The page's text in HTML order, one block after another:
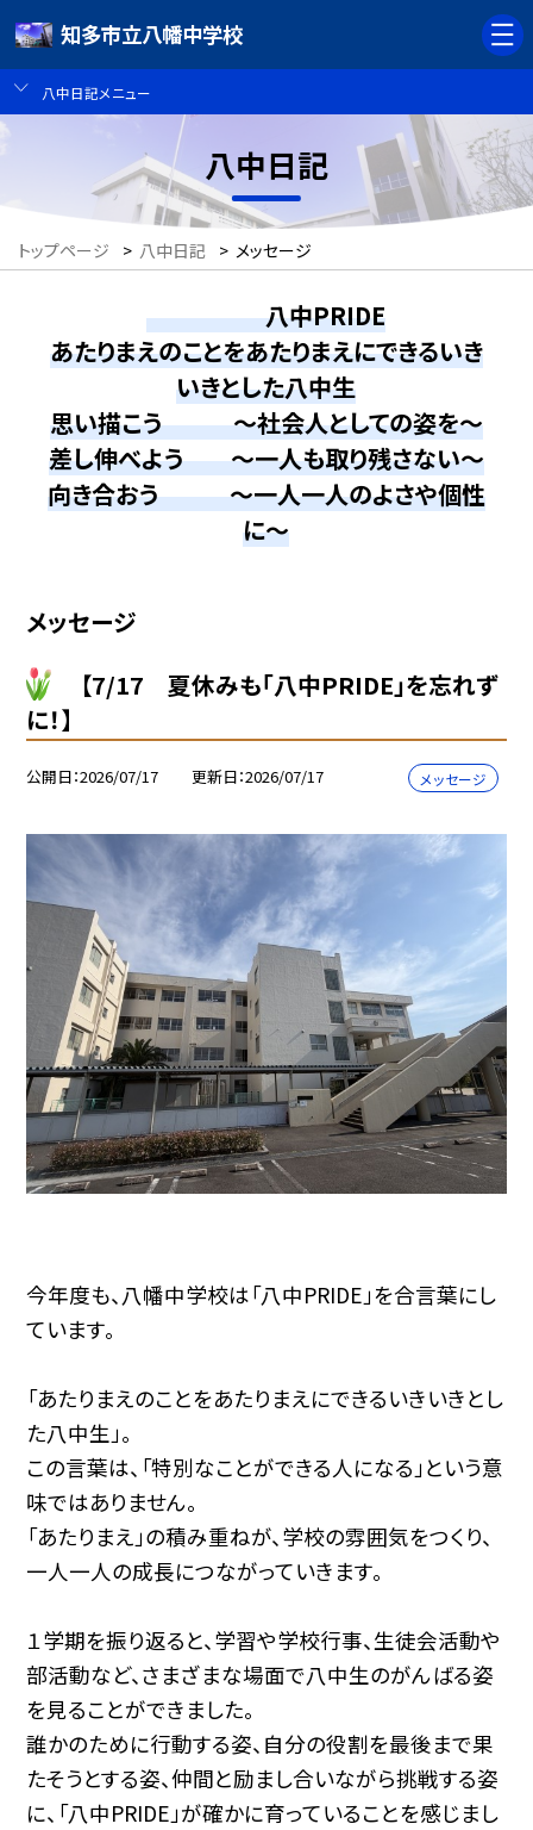
知多市立八幡中学校
八中日記メニュー
八中日記
トップページ > 八中日記 > メッセージ
八中PRIDE
あたりまえのことをあたりまえにできるいき
いきとした八中生
思い描こう ～社会人としての姿を～
差し伸べよう ～一人も取り残さない～
向き合おう ～一人一人のよさや個性
に～
メッセージ
【7/17 夏休みも「八中PRIDE」を忘れず
に！】
公開日 2026/07/17 更新日 2026/07/17 メッセージ
今年度も、八幡中学校は「八中PRIDE」を合言葉にし
ています。
「あたりまえのことをあたりまえにできるいきいきとし
た八中生」。
この言葉は、「特別なことができる人になる」という意
味ではありません。
「あたりまえ」の積み重ねが、学校の雰囲気をつくり、
一人一人の成長につながっていきます。
１学期を振り返ると、学習や学校行事、生徒会活動や
部活動など、さまざまな場面で八中生のがんばる姿
を見ることができました。
誰かのために行動する姿、自分の役割を最後まで果
たそうとする姿、仲間と励まし合いながら挑戦する姿
に、「八中PRIDE」が確かに育っていることを感じまし